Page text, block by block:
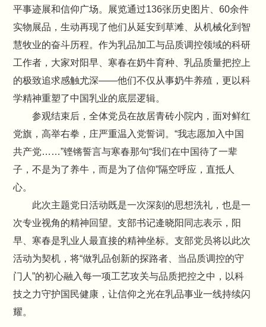
平事迹展和信仰广场。展览通过136张历史图片、60余件
实物展品，生动再现了他们从延安到草滩、从机械化到智
慧牧业的奋斗历程。作为乳品加工与品质调控领域的科研
工作者，大家对阳早、寒春在奶牛育种、乳品质量把控上
的极致追求感触尤深——他们不仅从事奶牛养殖，更以科
学精神重塑了中国乳业的底层逻辑。
参观结束后，全体党员在故居青砖小院内，面对鲜红
党旗，高举右拳，庄严重温入党誓词。“我志愿加入中国
共产党……”铿锵誓言与寒春那句“我们在中国待了一辈
子，不是为了养牛，而是为了信仰”隔空呼应，直抵人
心。
此次主题党日活动既是一次深刻的思想洗礼，也是一
次专业视角的精神回望。支部书记逄晓阳同志表示，阳
早、寒春是乳业人最直接的精神坐标。支部党员将以此次
活动为契机，将“做乳品创新的探路者、当品质调控的守
门人”的初心融入每一项工艺攻关与品质把控之中，以科
技之力守护国民健康，让信仰之光在乳品事业一线持续闪
耀。